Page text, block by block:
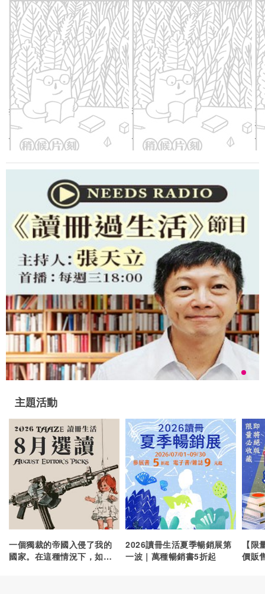
按壓式防潮儲米箱(蜜瓜綠)
優惠價：650元
玻璃調味料罐(酪梨綠)
優惠價：298元
主題活動
一個獨裁的帝國入侵了我的
國家。在這種情況下，如果
2026讀冊生活夏季暢銷展第
一波｜萬種暢銷書5折起
【
價販